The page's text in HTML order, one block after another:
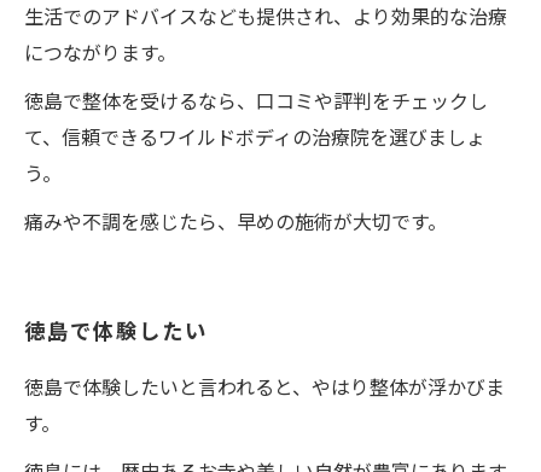
生活でのアドバイスなども提供され、より効果的な治療
につながります。
徳島で整体を受けるなら、口コミや評判をチェックし
て、信頼できるワイルドボディの治療院を選びましょ
う。
痛みや不調を感じたら、早めの施術が大切です。
徳島で体験したい
徳島で体験したいと言われると、やはり整体が浮かびま
す。